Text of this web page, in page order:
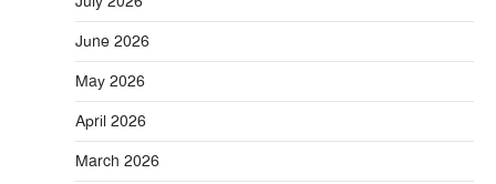
June 2026
May 2026
April 2026
March 2026